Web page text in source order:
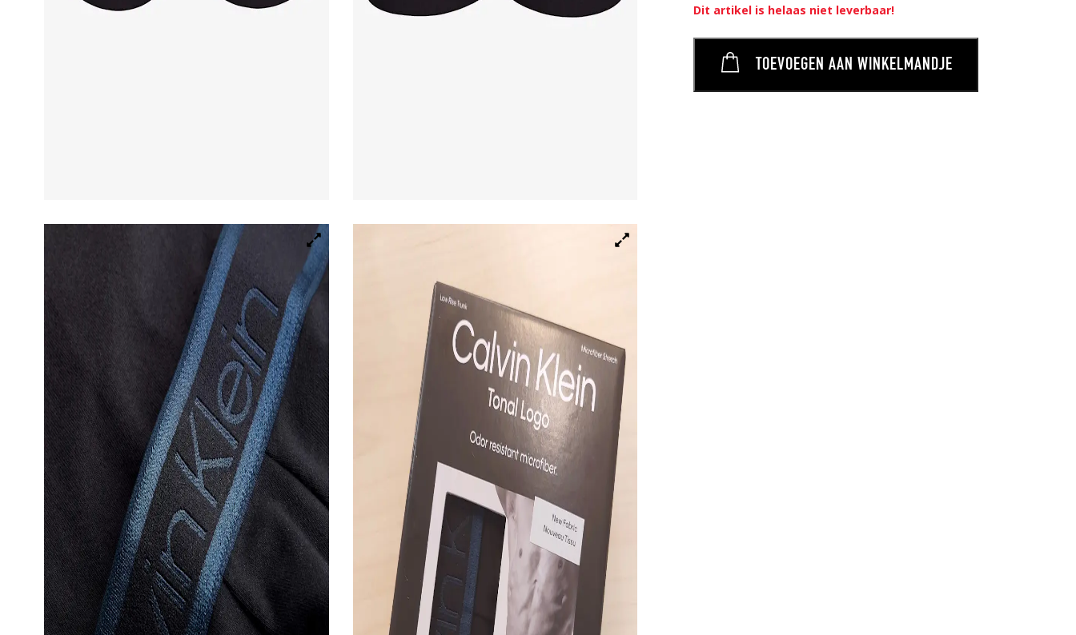
Dit artikel is helaas niet leverbaar!
TOEVOEGEN AAN WINKELMANDJE